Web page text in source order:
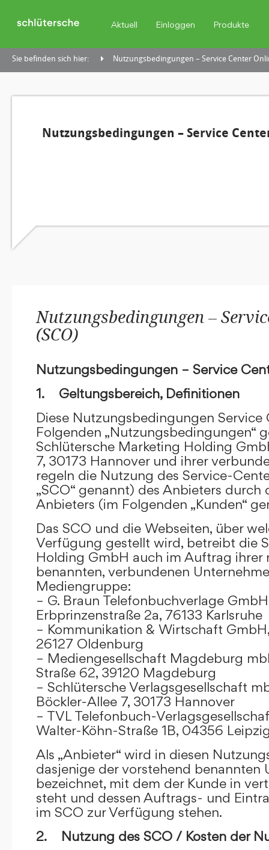
Aktuell Einloggen Produkte
Sie befinden sich hier: Nutzungsbedingungen – Service Center
Nutzungsbedingungen – Service
Nutzungsbedingungen –
(SCO)
Nutzungsbedingungen – Service
1. Geltungsbereich, Definitionen
Diese Nutzungsbedingungen Service
Folgenden „Nutzungsbedingungen“
Schlütersche Marketing Holding
7, 30173 Hannover und ihrer
regeln die Nutzung des Service-
„SCO“ genannt) des Anbieters durch
Anbieters (im Folgenden „Kunden“
Das SCO und die Webseiten, über
Verfügung gestellt wird, betreibt die
Holding GmbH auch im Auftrag ihrer
benannten, verbundenen
Mediengruppe:
– G. Braun Telefonbuchverlage GmbH
Erbprinzenstraße 2a, 76133 Karlsruhe
– Kommunikation & Wirtschaft
26127 Oldenburg
– Mediengesellschaft Magdeburg
Straße 62, 39120 Magdeburg
– Schlütersche Verlagsgesellschaft
Böckler-Allee 7, 30173 Hannover
– TVL Telefonbuch-
Walter-Köhn-Straße 1B, 04356
Als „Anbieter“ wird in diesen
dasjenige der vorstehend benannten
bezeichnet, mit dem der Kunde in
steht und dessen Auftrags- und
im SCO zur Verfügung stehen.
2. Nutzung des SCO / Kosten der